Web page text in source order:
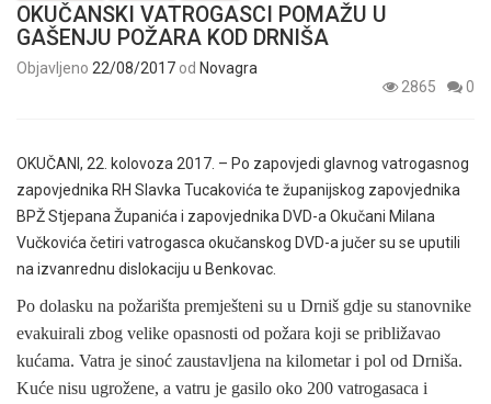
OKUČANSKI VATROGASCI POMAŽU U
GAŠENJU POŽARA KOD DRNIŠA
Objavljeno 22/08/2017 od Novagra
2865
0
OKUČANI, 22. kolovoza 2017. – Po zapovjedi glavnog vatrogasnog
zapovjednika RH Slavka Tucakovića te županijskog zapovjednika
BPŽ Stjepana Županića i zapovjednika DVD-a Okučani Milana
Vučkovića četiri vatrogasca okučanskog DVD-a jučer su se uputili
na izvanrednu dislokaciju u Benkovac.
Po dolasku na požarišta premješteni su u Drniš gdje su stanovnike
evakuirali zbog velike opasnosti od požara koji se približavao
kućama. Vatra je sinoć zaustavljena na kilometar i pol od Drniša.
Kuće nisu ugrožene, a vatru je gasilo oko 200 vatrogasaca i